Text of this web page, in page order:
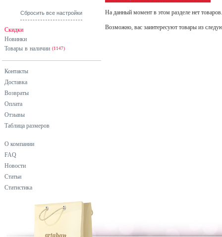
Сбросить все настройки
Скидки
Новинки
Товары в наличии (1147)
Контакты
Доставка
Возвраты
Оплата
Отзывы
Таблица размеров
О компании
FAQ
Новости
Статьи
Статистика
На данный момент в этом разделе нет
Возможно, вас заинтересуют товары из